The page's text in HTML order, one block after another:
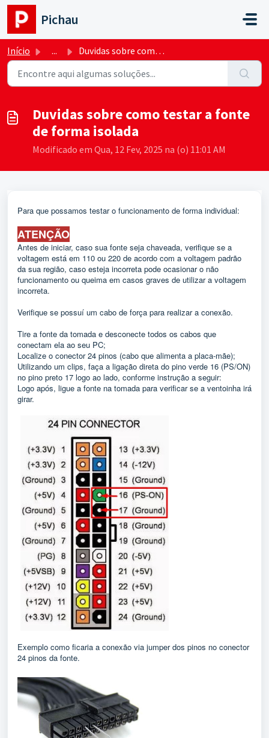
Ir para o conteúdo principal
Pichau
Início ... Duvidas sobre como testar a fonte de forma isolada
Duvidas sobre como testar a fonte
de forma isolada
Modificado em Qua, 12 Fev, 2025 na (o) 11:01 AM
Para que possamos testar o funcionamento de forma individual:
ATENÇÃO
Antes de iniciar, caso sua fonte seja chaveada, verifique se a
voltagem está em 110 ou 220 de acordo com a voltagem padrão
da sua região, caso esteja incorreta pode ocasionar o não
funcionamento ou queima em casos graves de utilizar a voltagem
incorreta.
Verifique se possuí um cabo de força para realizar a conexão.
Tire a fonte da tomada e desconecte todos os cabos que
conectam ela ao seu PC;
Localize o conector 24 pinos (cabo que alimenta a placa-mãe);
Utilizando um clips, faça a ligação direta do pino verde 16 (PS/ON)
no pino preto 17 logo ao lado, conforme instrução a seguir:
Logo após, ligue a fonte na tomada para verificar se a ventoinha irá
girar.
Exemplo como ficaria a conexão via jumper dos pinos no conector
24 pinos da fonte.